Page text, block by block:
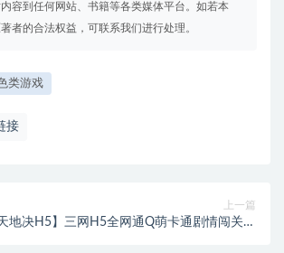
容到任何网站、书籍等各类媒体平台。如若本
者的合法权益，可联系我们进行处理。
类游戏
接
上一篇
地决H5】三网H5全网通Q萌卡通剧情闯关回